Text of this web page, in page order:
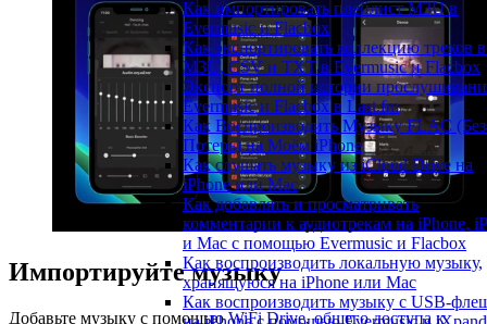
Как импортировать плейлист M3U в
Evermusic и Flacbox
Как экспортировать коллекцию треков в
M3U, CSV и TXT в Evermusic и Flacbox
Экспорт полной истории
Evermusic и Flacbox в Last.fm
Как Воспроизводить Музыку FLAC (Без
Потерь) на Моём iPhone
Как слушать музыку из iCloud Drive на
iPhone или Mac
Как добавлять и просматривать
комментарии к аудиотрекам на iPhone,
и Mac с помощью Evermusic и Flacbox
Как воспроизводить локальную музыку,
хранящуюся на iPhone или Mac
Как воспроизводить музыку с USB-
Импортируйте музыку
Добавьте музыку с помощьюWiFi Drive,общего доступа к